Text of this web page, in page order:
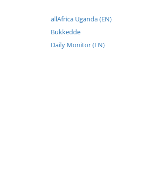
allAfrica Uganda (EN)
Bukkedde
Daily Monitor (EN)